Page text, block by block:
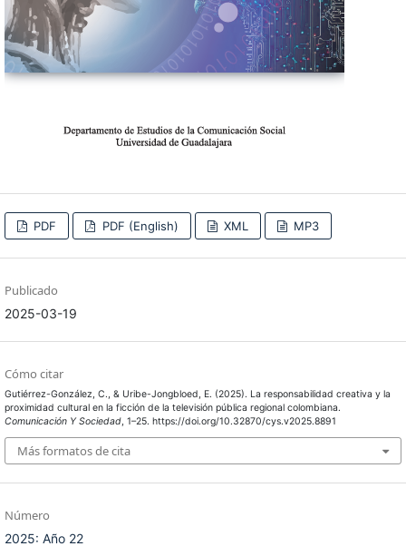
PDF PDF (English) XML MP3
Publicado
2025-03-19
Cómo citar
Gutiérrez-González, C., & Uribe-Jongbloed, E. (2025). La responsabilidad creativa y la
proximidad cultural en la ficción de la televisión pública regional colombiana.
Comunicación Y Sociedad, 1–25. https://doi.org/10.32870/cys.v2025.8891
Más formatos de cita
Número
2025: Año 22